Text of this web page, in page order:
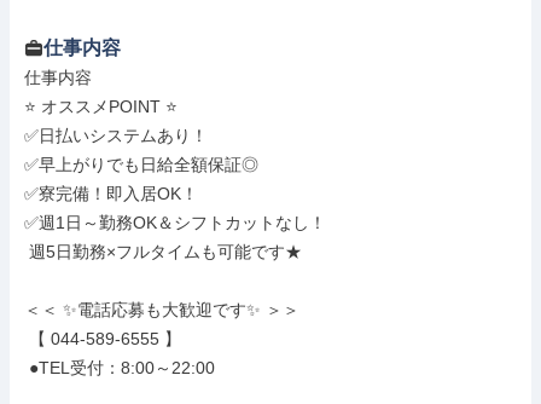
仕事内容
仕事内容
⭐ オススメPOINT ⭐
✅日払いシステムあり！
✅早上がりでも日給全額保証◎
✅寮完備！即入居OK！
✅週1日～勤務OK＆シフトカットなし！
＜＜ ✨電話応募も大歓迎です✨ ＞＞